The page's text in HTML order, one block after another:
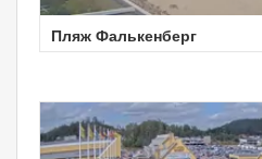
Пляж Фалькенберг